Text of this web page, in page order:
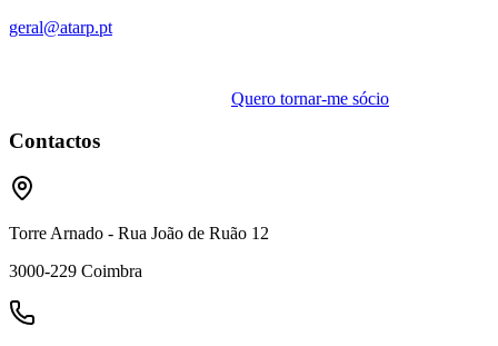
geral@atarp.pt
Quero tornar-me sócio
Contactos
Torre Arnado - Rua João de Ruão 12
3000-229 Coimbra